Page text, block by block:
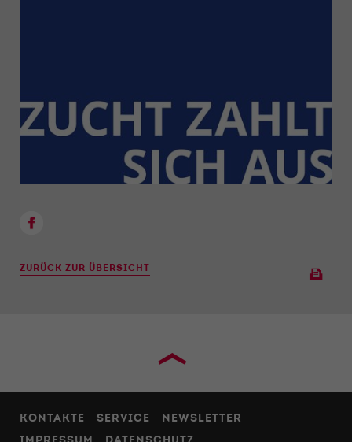
ZURÜCK ZUR ÜBERSICHT
›
KONTAKTE SERVICE
NEWSLETTER